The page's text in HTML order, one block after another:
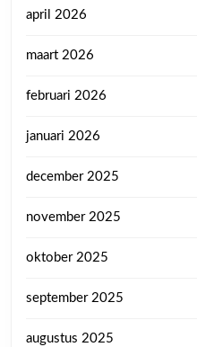
april 2026
maart 2026
februari 2026
januari 2026
december 2025
november 2025
oktober 2025
september 2025
augustus 2025